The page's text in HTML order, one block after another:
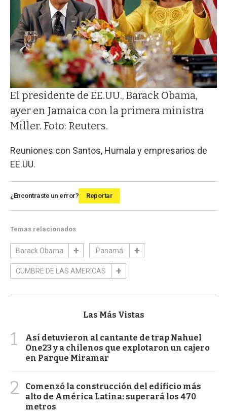
El presidente de EE.UU., Barack Obama,
ayer en Jamaica con la primera ministra
Miller. Foto: Reuters.
Reuniones con Santos, Humala y empresarios de
EE.UU.
¿Encontraste un error? Reportar
Temas relacionados
Barack Obama Panamá
CUMBRE DE LAS AMERICAS
Las Más Vistas
1
Así detuvieron al cantante de trap Nahuel
One23 y a chilenos que explotaron un cajero
en Parque Miramar
2
Comenzó la construcción del edificio más
alto de América Latina: superará los 470
metros